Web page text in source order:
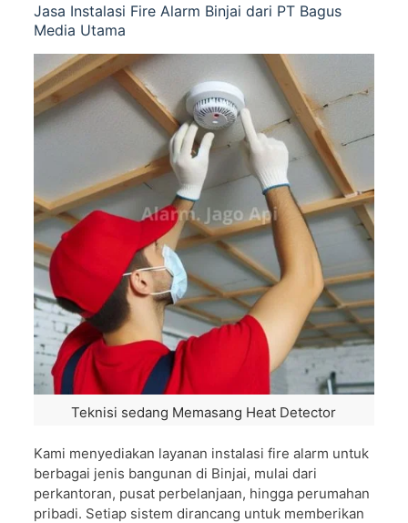
Jasa Instalasi Fire Alarm Binjai dari PT Bagus
Media Utama
Teknisi sedang Memasang Heat Detector
Kami menyediakan layanan instalasi fire alarm untuk
berbagai jenis bangunan di Binjai, mulai dari
perkantoran, pusat perbelanjaan, hingga perumahan
pribadi. Setiap sistem dirancang untuk memberikan